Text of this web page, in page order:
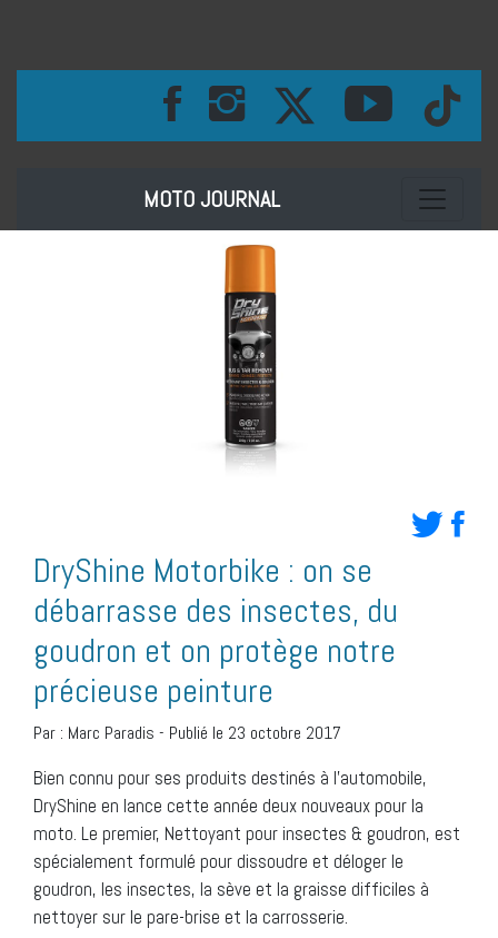
MOTO JOURNAL Toggle
DryShine Motorbike : on se
débarrasse des insectes, du
goudron et on protège notre
précieuse peinture
Par : Marc Paradis - Publié le 23 octobre 2017
Bien connu pour ses produits destinés à l’automobile,
DryShine en lance cette année deux nouveaux pour la
moto. Le premier, Nettoyant pour insectes & goudron, est
spécialement formulé pour dissoudre et déloger le
goudron, les insectes, la sève et la graisse difficiles à
nettoyer sur le pare-brise et la carrosserie.